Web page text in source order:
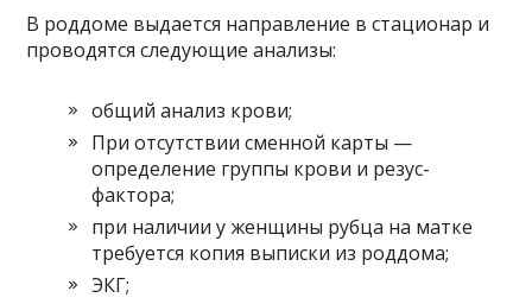
В роддоме выдается направление в стационар и
проводятся следующие анализы:
общий анализ крови;
При отсутствии сменной карты —
определение группы крови и резус-
фактора;
при наличии у женщины рубца на матке
требуется копия выписки из роддома;
ЭКГ;